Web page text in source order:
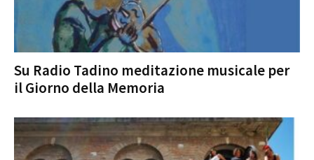
Su Radio Tadino meditazione musicale per
il Giorno della Memoria